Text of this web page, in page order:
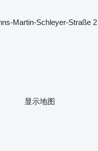
Martin-Schleyer-Straße 2
显示地图